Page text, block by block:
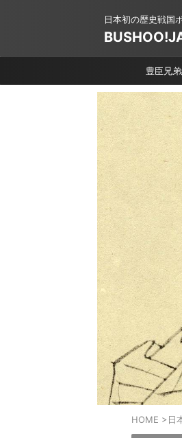
日本初の歴史戦国
豊臣兄
HOME >日